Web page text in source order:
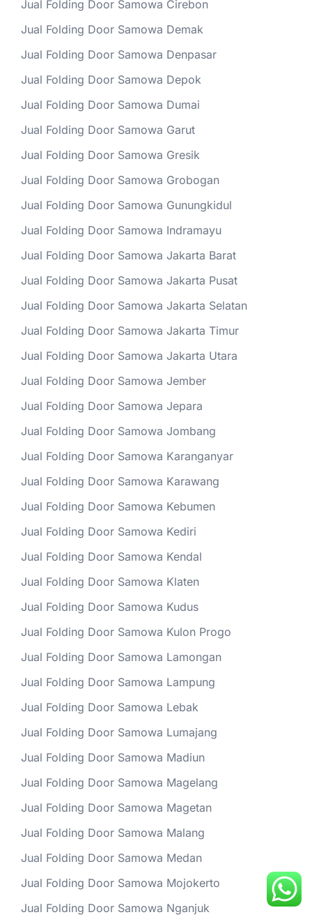
Jual Folding Door Samowa Cirebon
Jual Folding Door Samowa Demak
Jual Folding Door Samowa Denpasar
Jual Folding Door Samowa Depok
Jual Folding Door Samowa Dumai
Jual Folding Door Samowa Garut
Jual Folding Door Samowa Gresik
Jual Folding Door Samowa Grobogan
Jual Folding Door Samowa Gunungkidul
Jual Folding Door Samowa Indramayu
Jual Folding Door Samowa Jakarta Barat
Jual Folding Door Samowa Jakarta Pusat
Jual Folding Door Samowa Jakarta Selatan
Jual Folding Door Samowa Jakarta Timur
Jual Folding Door Samowa Jakarta Utara
Jual Folding Door Samowa Jember
Jual Folding Door Samowa Jepara
Jual Folding Door Samowa Jombang
Jual Folding Door Samowa Karanganyar
Jual Folding Door Samowa Karawang
Jual Folding Door Samowa Kebumen
Jual Folding Door Samowa Kediri
Jual Folding Door Samowa Kendal
Jual Folding Door Samowa Klaten
Jual Folding Door Samowa Kudus
Jual Folding Door Samowa Kulon Progo
Jual Folding Door Samowa Lamongan
Jual Folding Door Samowa Lampung
Jual Folding Door Samowa Lebak
Jual Folding Door Samowa Lumajang
Jual Folding Door Samowa Madiun
Jual Folding Door Samowa Magelang
Jual Folding Door Samowa Magetan
Jual Folding Door Samowa Malang
Jual Folding Door Samowa Medan
Jual Folding Door Samowa Mojokerto
Jual Folding Door Samowa Nganjuk